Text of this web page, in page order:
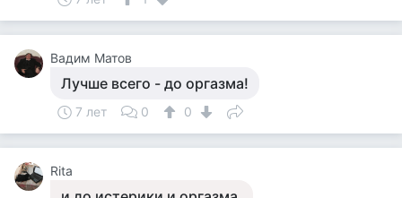
Вадим Матов
Лучше всего - до оргазма!
7 лет 0 0
Rita